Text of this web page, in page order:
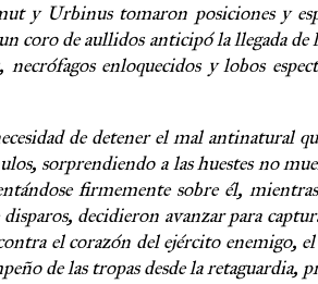
y Urbinus tomaron posiciones y
coro de aullidos anticipó la llegada
necrófagos enloquecidos y lobos
de detener el mal antinatural
sorprendiendo a las huestes no
firmemente sobre él,
disparos, decidieron avanzar para
el corazón del ejército enemigo,
de las tropas desde la